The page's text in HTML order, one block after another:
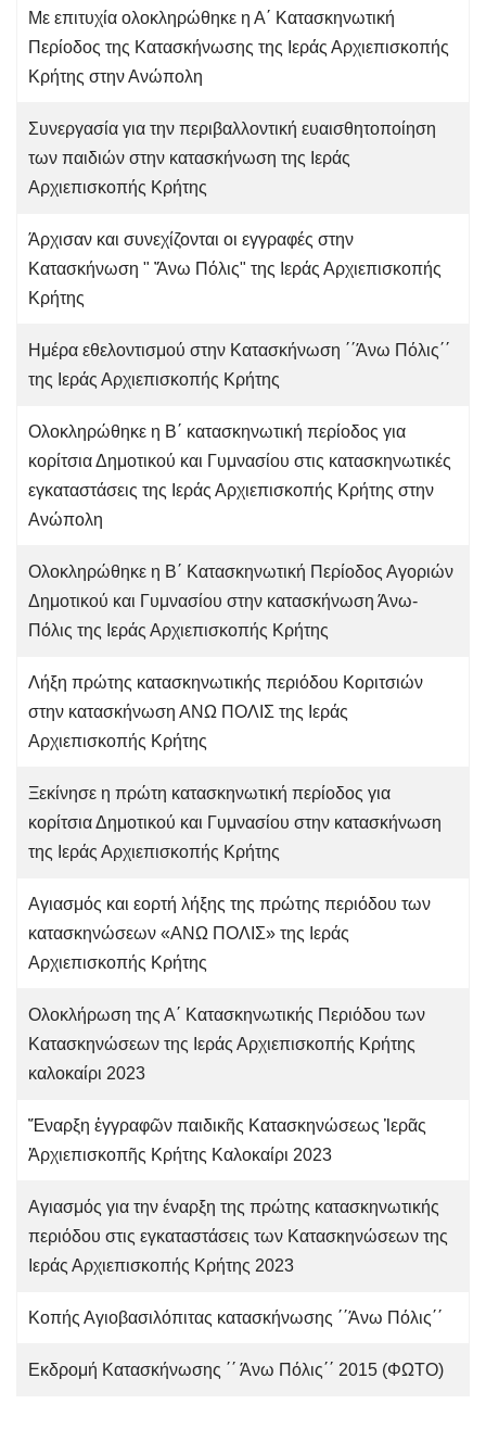
Με επιτυχία ολοκληρώθηκε η Α΄ Κατασκηνωτική
Περίοδος της Κατασκήνωσης της Ιεράς Αρχιεπισκοπής
Κρήτης στην Ανώπολη
Συνεργασία για την περιβαλλοντική ευαισθητοποίηση
των παιδιών στην κατασκήνωση της Ιεράς
Αρχιεπισκοπής Κρήτης
Άρχισαν και συνεχίζονται οι εγγραφές στην
Κατασκήνωση " Ἄνω Πόλις" της Ιεράς Αρχιεπισκοπής
Κρήτης
Ημέρα εθελοντισμού στην Κατασκήνωση ΄΄Άνω Πόλις΄΄
της Ιεράς Αρχιεπισκοπής Κρήτης
Ολοκληρώθηκε η Β΄ κατασκηνωτική περίοδος για
κορίτσια Δημοτικού και Γυμνασίου στις κατασκηνωτικές
εγκαταστάσεις της Ιεράς Αρχιεπισκοπής Κρήτης στην
Ανώπολη
Ολοκληρώθηκε η Β΄ Κατασκηνωτική Περίοδος Αγοριών
Δημοτικού και Γυμνασίου στην κατασκήνωση Άνω-
Πόλις της Ιεράς Αρχιεπισκοπής Κρήτης
Λήξη πρώτης κατασκηνωτικής περιόδου Κοριτσιών
στην κατασκήνωση ΑΝΩ ΠΟΛΙΣ της Ιεράς
Αρχιεπισκοπής Κρήτης
Ξεκίνησε η πρώτη κατασκηνωτική περίοδος για
κορίτσια Δημοτικού και Γυμνασίου στην κατασκήνωση
της Ιεράς Αρχιεπισκοπής Κρήτης
Αγιασμός και εορτή λήξης της πρώτης περιόδου των
κατασκηνώσεων «ΑΝΩ ΠΟΛΙΣ» της Ιεράς
Αρχιεπισκοπής Κρήτης
Ολοκλήρωση της Α΄ Κατασκηνωτικής Περιόδου των
Κατασκηνώσεων της Ιεράς Αρχιεπισκοπής Κρήτης
καλοκαίρι 2023
Ἔναρξη ἐγγραφῶν παιδικῆς Κατασκηνώσεως Ἱερᾶς
Ἀρχιεπισκοπῆς Κρήτης Καλοκαίρι 2023
Αγιασμός για την έναρξη της πρώτης κατασκηνωτικής
περιόδου στις εγκαταστάσεις των Κατασκηνώσεων της
Ιεράς Αρχιεπισκοπής Κρήτης 2023
Kοπής Αγιοβασιλόπιτας κατασκήνωσης ΄΄Άνω Πόλις΄΄
Εκδρομή Κατασκήνωσης ΄΄ Άνω Πόλις΄΄ 2015 (ΦΩΤΟ)